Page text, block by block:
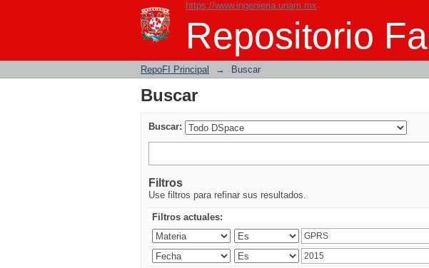
https://www.ingenieria.unam.mx
Repositorio
Buscar
RepoFI Principal → Buscar
Buscar
Buscar:
Filtros
Use filtros para refinar sus resultados.
Filtros actuales: